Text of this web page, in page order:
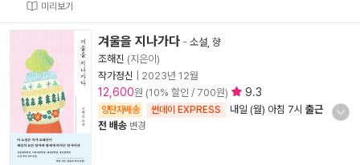
미리보기
겨울을 지나가다 - 소설, 향
조해진 (지은이)
작가정신
2023년 12월
12,600원 (10% 할인 / 700원) 9.3
양탄자배송 썬데이 EXPRESS 내일 (월) 아침 7시 출근
전 배송 변경